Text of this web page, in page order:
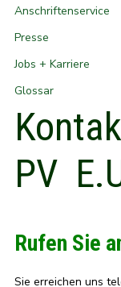
Anschriftenservice
Presse
Jobs + Karriere
Glossar
PV
Rufen Sie
Sie erreichen uns